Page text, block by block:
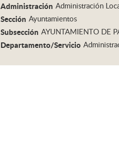
Administración Administración
Sección Ayuntamientos
Subsección AYUNTAMIENTO DE
Departamento/Servicio